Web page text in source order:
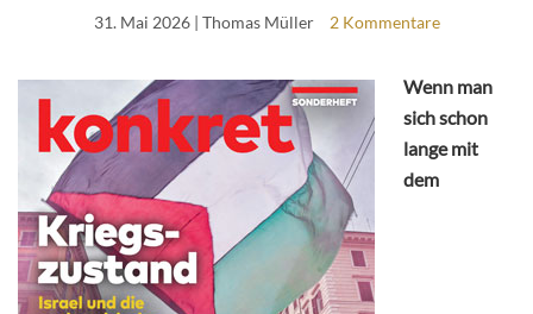
31. Mai 2026| Thomas Müller 2 Kommentare
Wenn man
sich schon
lange mit
dem